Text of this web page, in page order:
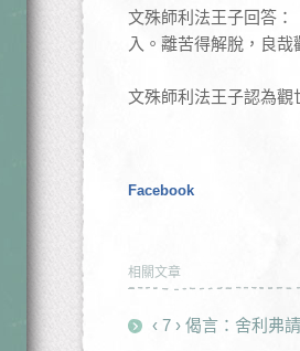
文殊師利法王子回答
入。離苦得解脫，良哉
文殊師利法王子認為
Facebook
相關文章
‹ 7 › 偈言：舍利弗